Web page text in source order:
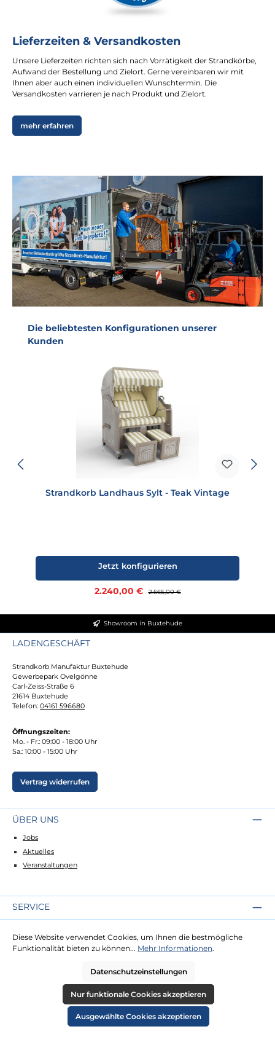
Lieferzeiten & Versandkosten
Unsere Lieferzeiten richten sich nach Vorrätigkeit der Strandkörbe,
Aufwand der Bestellung und Zielort. Gerne vereinbaren wir mit
Ihnen aber auch einen individuellen Wunschtermin. Die
Versandkosten varrieren je nach Produkt und Zielort.
mehr erfahren
Produktgalerie überspringen
Die beliebtesten Konfigurationen unserer
Kunden
Strandkorb Landhaus Sylt - Teak Vintage
Verkaufspreis:
2.240,00 € Regulärer Preis:
2.665,00 €
Jetzt konfigurieren
Showroom in Buxtehude
LADENGESCHÄFT
Strandkorb Manufaktur Buxtehude
Gewerbepark Ovelgönne
Carl-Zeiss-Straße 6
21614 Buxtehude
Telefon: 04161 596680
Öffnungszeiten:
Mo. - Fr.: 09:00 - 18:00 Uhr
Sa.: 10:00 - 15:00 Uhr
Vertrag widerrufen
ÜBER UNS
Jobs
Aktuelles
Veranstaltungen
SERVICE
Lieferung
Zahlung
RECHTLICHES
Diese Website verwendet Cookies, um Ihnen die bestmögliche
Funktionalität bieten zu können... Mehr Informationen.
Datenschutzeinstellungen
Nur funktionale Cookies akzeptieren
Ausgewählte Cookies akzeptieren